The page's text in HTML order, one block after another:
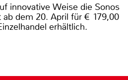
innovative Weise die Sonos
dem 20. April für € 179,00
erhältlich.